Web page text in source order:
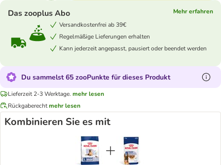
Das zooplus Abo
Mehr erfahren
Versandkostenfrei ab 39€
Regelmäßige Lieferungen erhalten
Kann jederzeit angepasst, pausiert oder beendet werden
Du sammelst 65 zooPunkte für dieses Produkt
Lieferzeit 2-3 Werktage. mehr lesen
Rückgaberechtmehr lesen
Kombinieren Sie es mit